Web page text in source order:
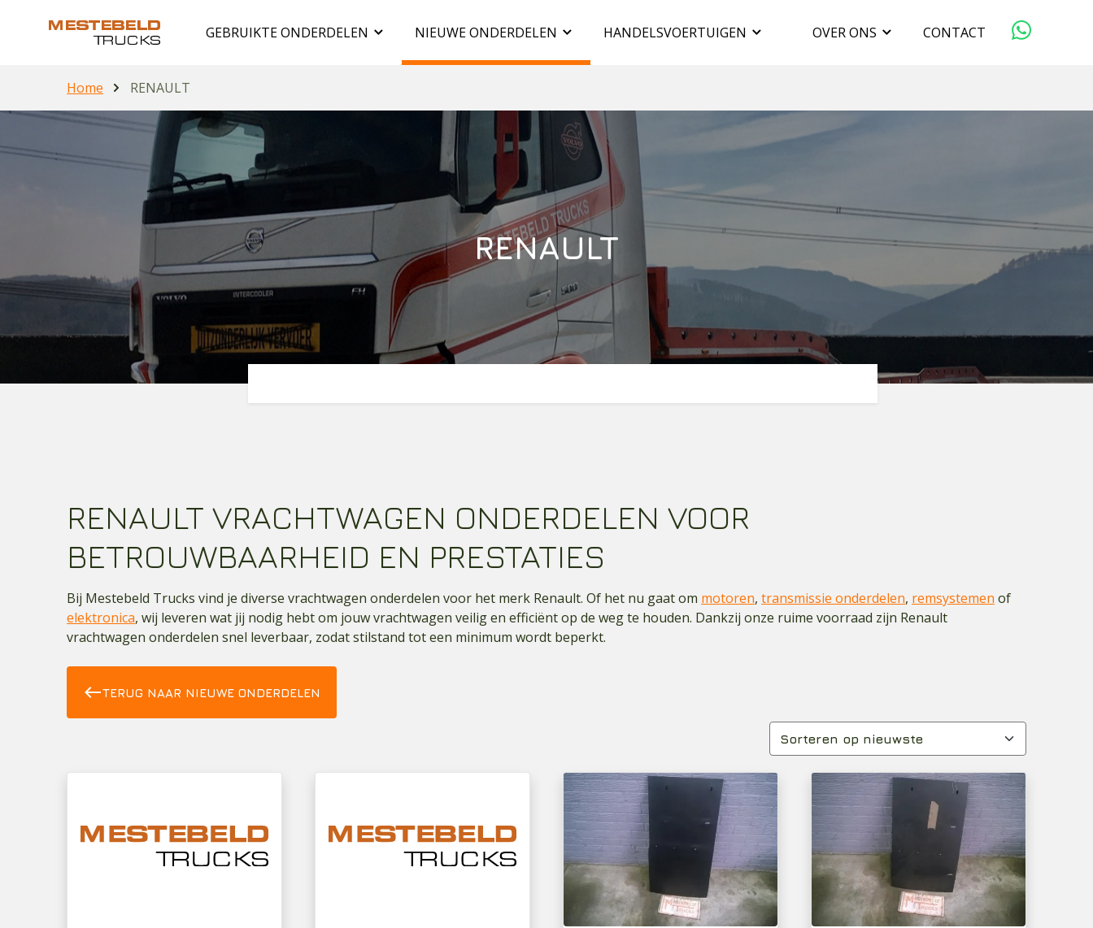
GEBRUIKTE ONDERDELEN NIEUWE ONDERDELEN HANDELSVOERTUIGEN OVER ONS
VERKOPEN
WERKEN BIJ
CONTACT
Home RENAULT
RENAULT
RENAULT VRACHTWAGEN ONDERDELEN VOOR
BETROUWBAARHEID EN PRESTATIES
Bij Mestebeld Trucks vind je diverse vrachtwagen onderdelen voor het merk Renault. Of het nu gaat om motoren, transmissie onderdelen, remsystemen of
elektronica, wij leveren wat jij nodig hebt om jouw vrachtwagen veilig en efficiënt op de weg te houden. Dankzij onze ruime voorraad zijn Renault
vrachtwagen onderdelen snel leverbaar, zodat stilstand tot een minimum wordt beperkt.
westTERUG NAAR NIEUWE ONDERDELEN